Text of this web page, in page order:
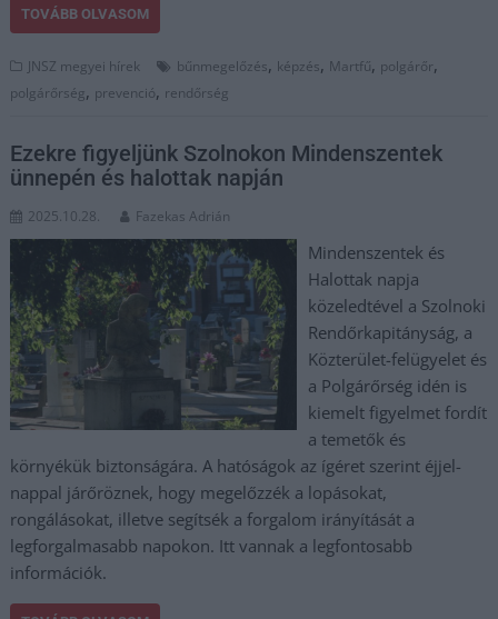
TOVÁBB OLVASOM
JNSZ megyei hírek bűnmegelőzés, képzés, Martfű, polgárőr,
polgárőrség, prevenció, rendőrség
Ezekre figyeljünk Szolnokon Mindenszentek
ünnepén és halottak napján
2025.10.28. Fazekas Adrián
Mindenszentek és
Halottak napja
közeledtével a Szolnoki
Rendőrkapitányság, a
Közterület-felügyelet és
a Polgárőrség idén is
kiemelt figyelmet fordít
a temetők és
környékük biztonságára. A hatóságok az ígéret szerint éjjel-
nappal járőröznek, hogy megelőzzék a lopásokat,
rongálásokat, illetve segítsék a forgalom irányítását a
legforgalmasabb napokon. Itt vannak a legfontosabb
információk.